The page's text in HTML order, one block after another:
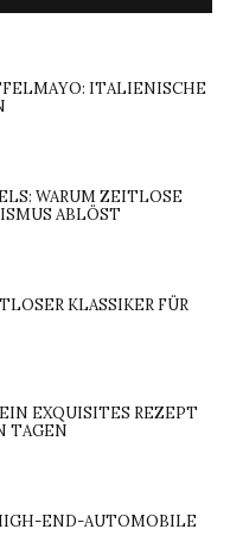
ITALIENISCHE
WARUM ZEITLOSE
ABLÖST
KLASSIKER FÜR
EXQUISITES REZEPT
END-AUTOMOBILE